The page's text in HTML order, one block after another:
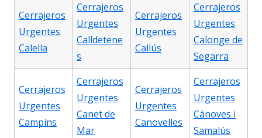
Cerrajeros
Urgentes
Calella
Cerrajeros
Urgentes
Calldetene
s
Cerrajeros
Urgentes
Callús
Cerrajeros
Urgentes
Calonge de
Segarra
Cerrajeros
Urgentes
Campins
Cerrajeros
Urgentes
Canet de
Mar
Cerrajeros
Urgentes
Canovelles
Cerrajeros
Urgentes
Cànoves i
Samalús